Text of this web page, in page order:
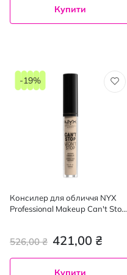
Купити
Консилер для обличчя NYX
Professional Makeup Can't Stop
421,00 ₴
526,00 ₴
-19%
Купити